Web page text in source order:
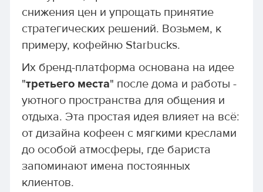
снижения цен и упрощать принятие
стратегических решений. Возьмем, к
примеру, кофейню Starbucks.
Их бренд-платформа основана на идее
"третьего места" после дома и работы -
уютного пространства для общения и
отдыха. Эта простая идея влияет на всё:
от дизайна кофеен с мягкими креслами
до особой атмосферы, где бариста
запоминают имена постоянных
клиентов.